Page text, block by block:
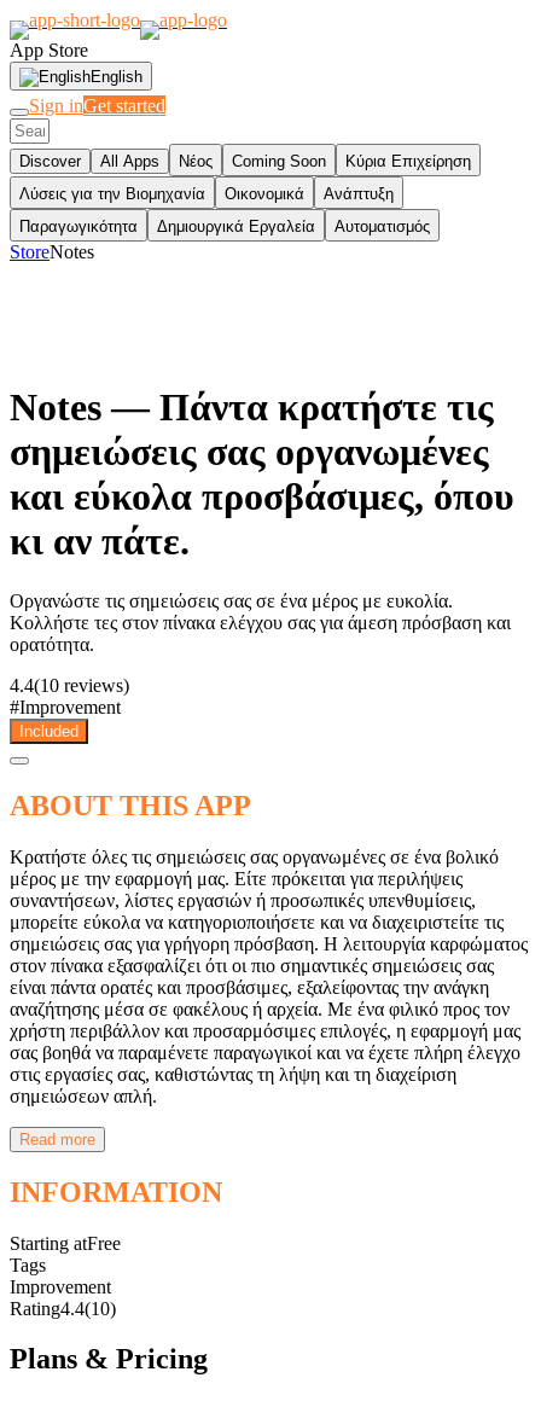
App Store
English
Sign inGet started
Discover All Apps Νέος Coming Soon
Κύρια Επιχείρηση
Λύσεις για την Βιομηχανία
Οικονομικά
Ανάπτυξη
Παραγωγικότητα
Δημιουργικά Εργαλεία Αυτοματισμός
StoreNotes
Notes— Πάντα κρατήστε τις
σημειώσεις σας οργανωμένες
και εύκολα προσβάσιμες, όπου
κι αν πάτε.
Οργανώστε τις σημειώσεις σας σε ένα μέρος με ευκολία.
Κολλήστε τες στον πίνακα ελέγχου σας για άμεση πρόσβαση και
ορατότητα.
4.4(10 reviews)
#Improvement
Included
ABOUT THIS APP
Κρατήστε όλες τις σημειώσεις σας οργανωμένες σε ένα βολικό
μέρος με την εφαρμογή μας. Είτε πρόκειται για περιλήψεις
συναντήσεων, λίστες εργασιών ή προσωπικές υπενθυμίσεις,
μπορείτε εύκολα να κατηγοριοποιήσετε και να διαχειριστείτε τις
σημειώσεις σας για γρήγορη πρόσβαση. Η λειτουργία καρφώματος
στον πίνακα εξασφαλίζει ότι οι πιο σημαντικές σημειώσεις σας
είναι πάντα ορατές και προσβάσιμες, εξαλείφοντας την ανάγκη
αναζήτησης μέσα σε φακέλους ή αρχεία. Με ένα φιλικό προς τον
χρήστη περιβάλλον και προσαρμόσιμες επιλογές, η εφαρμογή μας
σας βοηθά να παραμένετε παραγωγικοί και να έχετε πλήρη έλεγχο
στις εργασίες σας, καθιστώντας τη λήψη και τη διαχείριση
σημειώσεων απλή.
Read more
INFORMATION
Starting atFree
Tags
Improvement
Rating4.4(10)
Plans & Pricing